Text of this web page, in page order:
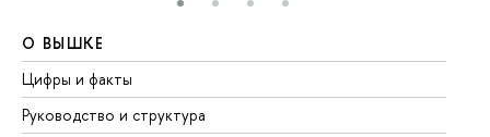
О ВЫШКЕ
Цифры и факты
Руководство и структура